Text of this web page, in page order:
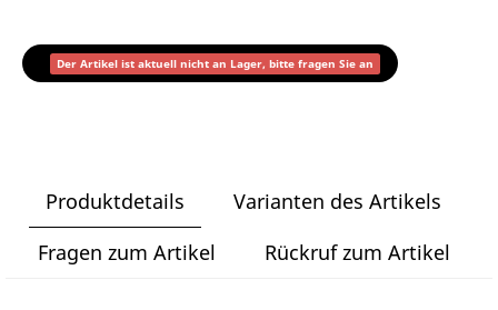
Der Artikel ist aktuell nicht an Lager, bitte fragen Sie an
Produktdetails
Varianten des Artikels
Fragen zum Artikel
Rückruf zum Artikel